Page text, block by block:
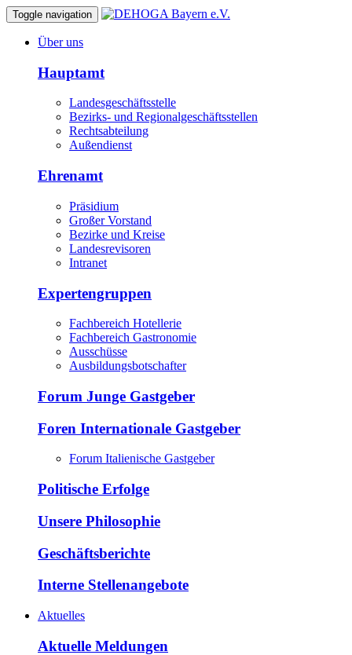
Toggle navigation
Über uns
Hauptamt
Landesgeschäftsstelle
Bezirks- und Regionalgeschäftsstellen
Rechtsabteilung
Außendienst
Ehrenamt
Präsidium
Großer Vorstand
Bezirke und Kreise
Landesrevisoren
Intranet
Expertengruppen
Fachbereich Hotellerie
Fachbereich Gastronomie
Ausschüsse
Ausbildungsbotschafter
Forum Junge Gastgeber
Foren Internationale Gastgeber
Forum Italienische Gastgeber
Politische Erfolge
Unsere Philosophie
Geschäftsberichte
Interne Stellenangebote
Aktuelles
Aktuelle Meldungen